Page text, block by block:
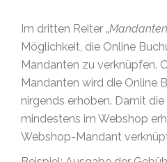
Im dritten Reiter „Mandanten
Möglichkeit, die Online
Mandanten zu verknüpfen.
Mandanten wird die Online
nirgends erhoben. Damit
mindestens im Webshop
Webshop-Mandant